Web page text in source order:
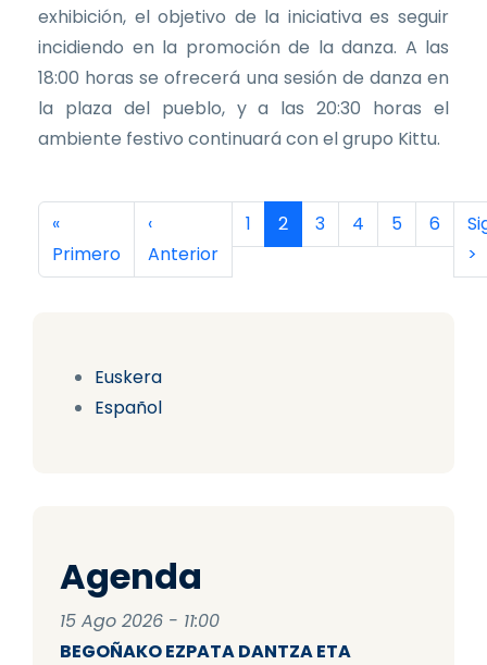
Euskera
Español
Agenda
15 Ago 2026 - 11:00
BEGOÑAKO EZPATA DANTZA ETA
exhibición, el objetivo de la iniciativa es seguir
incidiendo en la promoción de la danza. A las
18:00 horas se ofrecerá una sesión de danza en
la plaza del pueblo, y a las 20:30 horas el
ambiente festivo continuará con el grupo Kittu.
Paginación
Primera página
«
Primero
Página anterior
‹
Anterior
Página
1 Página actual
2 Página
3 Página
4 Página
5 Página
6
>